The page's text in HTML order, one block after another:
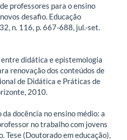
professores para o ensino
desafio. Educação
n. 116, p. 667-688, jul.-set.
didática e epistemologia
renovação dos conteúdos de
de Didática e Práticas de
2010.
docência no ensino médio: a
no trabalho com jovens
Tese (Doutorado em educação),